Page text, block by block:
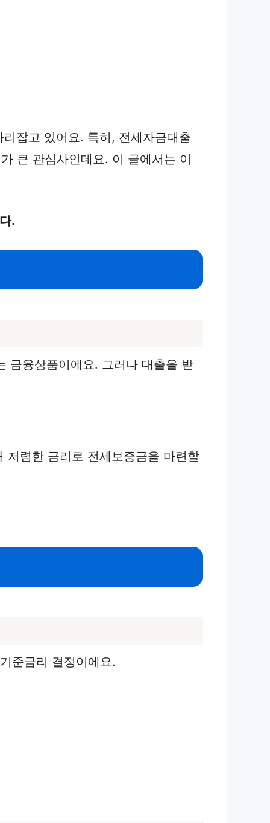
잡고 있어요. 특히, 전세자금대출
큰 관심사인데요. 이 글에서는 이
.
금융상품이에요. 그러나 대출을 받
저렴한 금리로 전세보증금을 마련할
준금리 결정이에요.